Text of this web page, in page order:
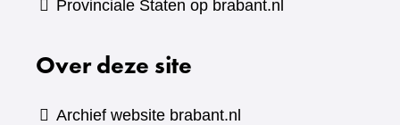
Provinciale Staten op brabant.nl
Over deze site
Archief website brabant.nl